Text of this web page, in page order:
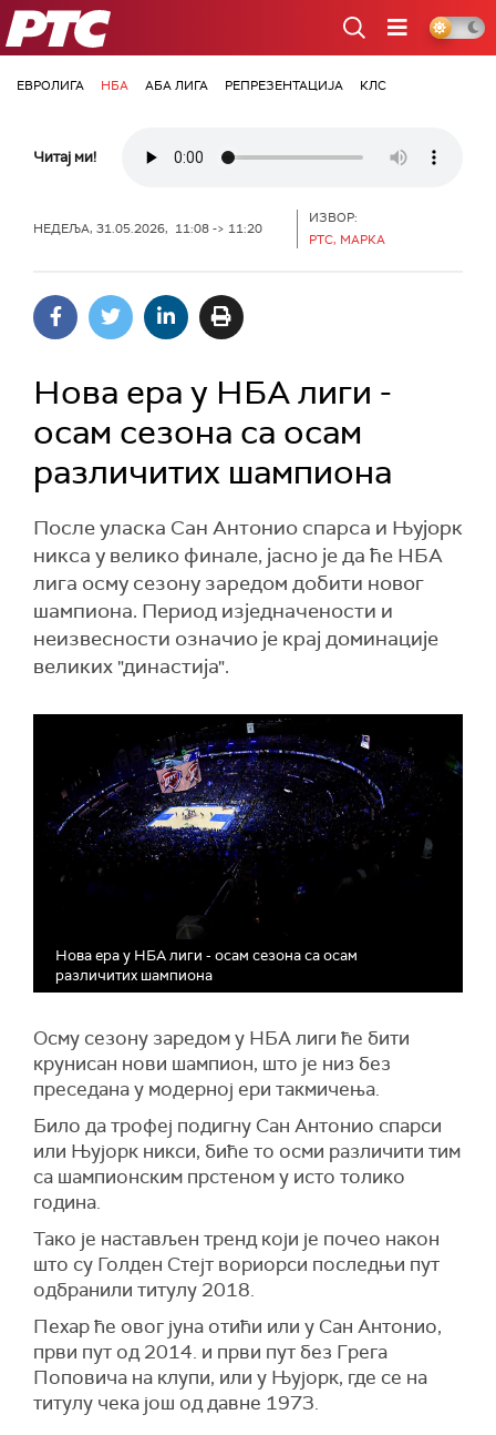
РТС
ЕВРОЛИГА НБА АБА ЛИГА РЕПРЕЗЕНТАЦИЈА КЛС
Читај ми!
НЕДЕЉА, 31.05.2026, 11:08 -> 11:20
ИЗВОР:
РТС, МАРКА
Нова ера у НБА лиги -
осам сезона са осам
различитих шампиона
После уласка Сан Антонио спарса и Њујорк
никса у велико финале, јасно је да ће НБА
лига осму сезону заредом добити новог
шампиона. Период изједначености и
неизвесности означио је крај доминације
великих "династија".
Нова ера у НБА лиги - осам сезона са осам
различитих шампиона
Осму сезону заредом у НБА лиги ће бити
крунисан нови шампион, што је низ без
преседана у модерној ери такмичења.
Било да трофеј подигну Сан Антонио спарси
или Њујорк никси, биће то осми различити тим
са шампионским прстеном у исто толико
година.
Тако је настављен тренд који је почео након
што су Голден Стејт вориорси последњи пут
одбранили титулу 2018.
Пехар ће овог јуна отићи или у Сан Антонио,
први пут од 2014. и први пут без Грега
Поповича на клупи, или у Њујорк, где се на
титулу чека још од давне 1973.